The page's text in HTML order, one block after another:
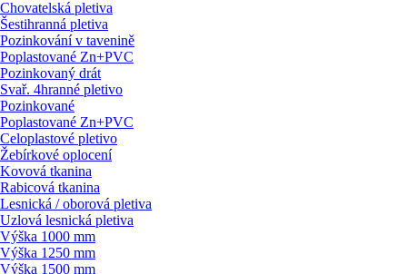
Chovatelská pletiva
Šestihranná pletiva
Pozinkování v tavenině
Poplastované Zn+PVC
Pozinkovaný drát
Svař. 4hranné pletivo
Pozinkované
Poplastované Zn+PVC
Celoplastové pletivo
Žebírkové oplocení
Kovová tkanina
Rabicová tkanina
Lesnická / oborová pletiva
Uzlová lesnická pletiva
Výška 1000 mm
Výška 1250 mm
Výška 1500 mm